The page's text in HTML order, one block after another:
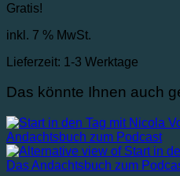
Gratis!
inkl. 7 % MwSt.
Lieferzeit: 1-3 Werktage
Das könnte Ihnen auch